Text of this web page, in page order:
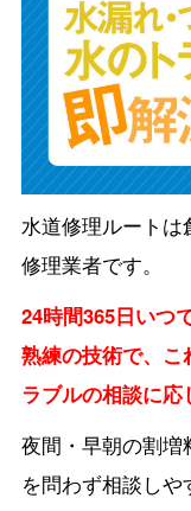
水道修理ルートは
修理業者です。
24時間365日いつ
熟練の技術で、こ
ラブルの相談に応
夜間・早朝の割増
を問わず相談しや